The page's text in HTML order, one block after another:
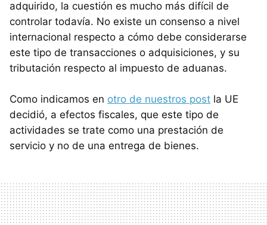
adquirido, la cuestión es mucho más difícil de
controlar todavía. No existe un consenso a nivel
internacional respecto a cómo debe considerarse
este tipo de transacciones o adquisiciones, y su
tributación respecto al impuesto de aduanas.
Como indicamos en otro de nuestros post la UE
decidió, a efectos fiscales, que este tipo de
actividades se trate como una prestación de
servicio y no de una entrega de bienes.